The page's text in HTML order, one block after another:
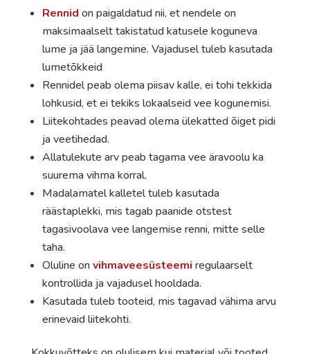
Rennid on paigaldatud nii, et nendele on
maksimaalselt takistatud katusele koguneva
lume ja jää langemine. Vajadusel tuleb kasutada
lumetõkkeid
Rennidel peab olema piisav kalle, ei tohi tekkida
lohkusid, et ei tekiks lokaalseid vee kogunemisi.
Liitekohtades peavad olema ülekatted õiget pidi
ja veetihedad.
Allatulekute arv peab tagama vee äravoolu ka
suurema vihma korral.
Madalamatel kalletel tuleb kasutada
räästaplekki, mis tagab paanide otstest
tagasivoolava vee langemise renni, mitte selle
taha.
Oluline onvihmaveesüsteemi regulaarselt
kontrollida ja vajadusel hooldada.
Kasutada tuleb tooteid, mis tagavad vähima arvu
erinevaid liitekohti.